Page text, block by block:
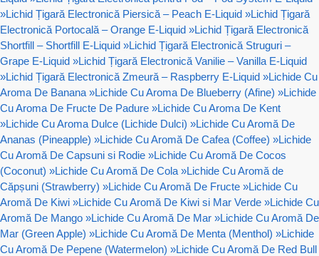
»Lichid Țigară Electronică Piersică – Peach E-Liquid »Lichid Țigară
Electronică Portocală – Orange E-Liquid »Lichid Țigară Electronică
Shortfill – Shortfill E-Liquid »Lichid Țigară Electronică Struguri –
Grape E-Liquid »Lichid Țigară Electronică Vanilie – Vanilla E-Liquid
»Lichid Țigară Electronică Zmeură – Raspberry E-Liquid »Lichide Cu
Aroma De Banana »Lichide Cu Aroma De Blueberry (Afine) »Lichide
Cu Aroma De Fructe De Padure »Lichide Cu Aroma De Kent
»Lichide Cu Aroma Dulce (Lichide Dulci) »Lichide Cu Aromă De
Ananas (Pineapple) »Lichide Cu Aromă De Cafea (Coffee) »Lichide
Cu Aromă De Capsuni si Rodie »Lichide Cu Aromă De Cocos
(Coconut) »Lichide Cu Aromă De Cola »Lichide Cu Aromă de
Căpșuni (Strawberry) »Lichide Cu Aromă De Fructe »Lichide Cu
Aromă De Kiwi »Lichide Cu Aromă De Kiwi si Mar Verde »Lichide Cu
Aromă De Mango »Lichide Cu Aromă De Mar »Lichide Cu Aromă De
Mar (Green Apple) »Lichide Cu Aromă De Menta (Menthol) »Lichide
Cu Aromă De Pepene (Watermelon) »Lichide Cu Aromă De Red Bull